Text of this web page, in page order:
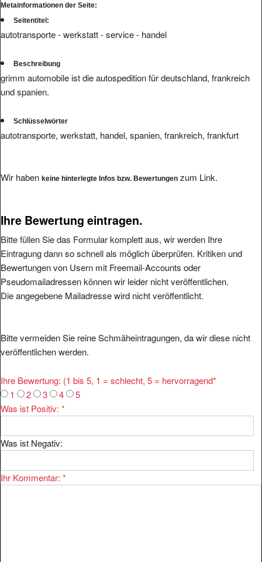
Metainformationen der Seite:
Seitentitel:
autotransporte - werkstatt - service - handel
Beschreibung
grimm automobile ist die autospedition für deutschland, frankreich
und spanien.
Schlüsselwörter
autotransporte, werkstatt, handel, spanien, frankreich, frankfurt
Wir haben keine hinterlegte Infos bzw. Bewertungen zum Link.
Ihre Bewertung eintragen.
Bitte füllen Sie das Formular komplett aus, wir werden Ihre
Eintragung dann so schnell als möglich überprüfen. Kritiken und
Bewertungen von Usern mit Freemail-Accounts oder
Pseudomailadressen können wir leider nicht veröffentlichen.
Die angegebene Mailadresse wird nicht veröffentlicht.
Bitte vermeiden Sie reine Schmäheintragungen, da wir diese nicht
veröffentlichen werden.
Ihre Bewertung: (1 bis 5, 1 = schlecht, 5 = hervorragend*
1
2 3 4
5
Was ist Positiv: *
Was ist Negativ:
Ihr Kommentar: *